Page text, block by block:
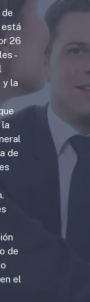
de
está
26
-
y la
de
de
el